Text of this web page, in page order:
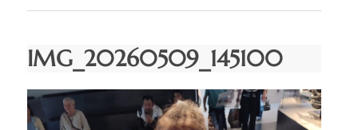
IMG_20260509_145100